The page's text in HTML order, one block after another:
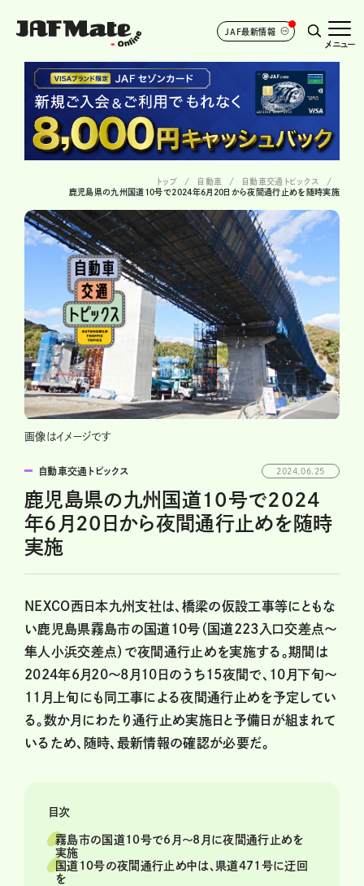
JAF最新情報
メニュー
トップ 自動車
自動車交通トピックス
鹿児島県の九州国道10号で2024年6月20日から夜間通行止めを随時実施
画像はイメージです
自動車交通トピックス 2024.06.25
鹿児島県の九州国道10号で2024
年6月20日から夜間通行止めを随時
実施
NEXCO西日本九州支社は、橋梁の仮設工事等にともな
い鹿児島県霧島市の国道10号（国道223入口交差点〜
隼人小浜交差点）で夜間通行止めを実施する。期間は
2024年6月20〜8月10日のうち15夜間で、10月下旬〜
11月上旬にも同工事による夜間通行止めを予定してい
る。数か月にわたり通行止め実施日と予備日が組まれて
いるため、随時、最新情報の確認が必要だ。
目次
霧島市の国道10号で6月～8月に夜間通行止めを
実施
国道10号の夜間通行止め中は、県道471号に迂回
を